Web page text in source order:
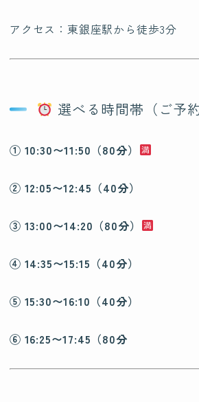
アクセス：東銀座駅から徒歩3分
選べる時間帯（ご予
① 10:30〜11:50（80分）
② 12:05〜12:45（40分）
③ 13:00〜14:20（80分）
④ 14:35〜15:15（40分）
⑤ 15:30〜16:10（40分）
⑥ 16:25〜17:45（80分